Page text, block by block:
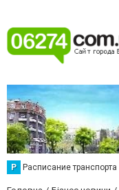
Р Расписание транспорта